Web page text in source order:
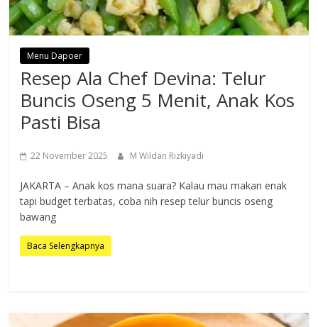
Menu Dapoer
Resep Ala Chef Devina: Telur
Buncis Oseng 5 Menit, Anak Kos
Pasti Bisa
22 November 2025 M Wildan Rizkiyadi
JAKARTA – Anak kos mana suara? Kalau mau makan enak
tapi budget terbatas, coba nih resep telur buncis oseng
bawang
Baca Selengkapnya